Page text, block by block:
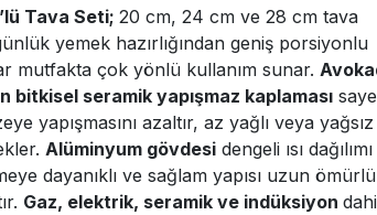
Tava Seti; 20 cm, 24 cm ve 28 cm tava
yemek hazırlığından geniş porsiyonlu
mutfakta çok yönlü kullanım sunar.
bitkisel seramik yapışmaz kaplaması
yapışmasını azaltır, az yağlı veya
Alüminyum gövdesi dengeli ısı dağılımı
dayanıklı ve sağlam yapısı uzun
Gaz, elektrik, seramik ve indüksiyon